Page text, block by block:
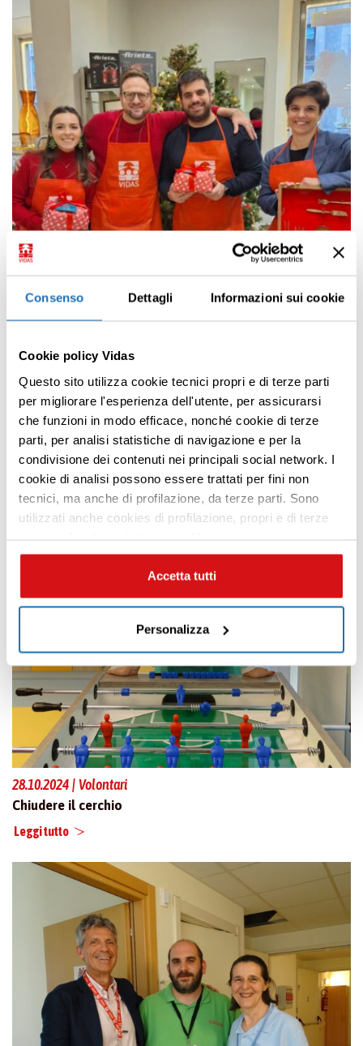
Consenso Dettagli Informazioni sui cookie
Cookie policy Vidas
Questo sito utilizza cookie tecnici propri e di terze parti
per migliorare l'esperienza dell'utente, per assicurarsi
che funzioni in modo efficace, nonché cookie di terze
parti, per analisi statistiche di navigazione e per la
condivisione dei contenuti nei principali social network. I
cookie di analisi possono essere trattati per fini non
tecnici, ma anche di profilazione, da terze parti. Sono
utilizzati anche cookies di profilazione, propri e di terze
contenuti mirati sulle tue preferenze e i tuoi interessi. Se
CHIUDI questo banner, saranno utilizzati soltanto
cookies tecnici. Seleziona i pulsanti sottostanti per
seleziona “ACCETTA TUTTI”, se vuoi abilitare o
disabilitare soltanto determinate categorie di cookies
seleziona “PERSONALIZZA”. Per maggiori informazioni
e modificare le tue preferenze vai alla nostracookie
policy.
Accetta tutti
Personalizza
25.11.2024 | Volontari
Leggi tutto
28.10.2024 | Volontari
Chiudere il cerchio
Leggi tutto
Premi INVIO per cercare o ESC per uscire